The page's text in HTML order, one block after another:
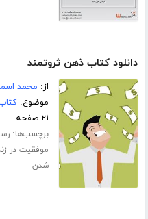
دانلود کتاب ذهن ثروتمند
از: محمد
موضوع:
۲۱ صفحه
برچسب‌ها:
موفقیت در
شدن